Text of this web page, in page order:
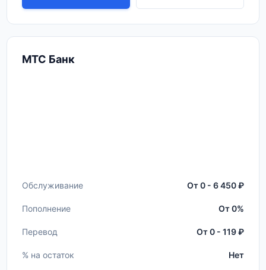
МТС Банк
Обслуживание От 0 - 6 450 ₽
Пополнение От 0%
Перевод От 0 - 119 ₽
% на остаток Нет